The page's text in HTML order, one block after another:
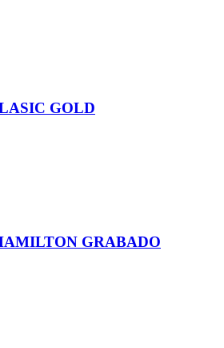
GOLD
GRABADO